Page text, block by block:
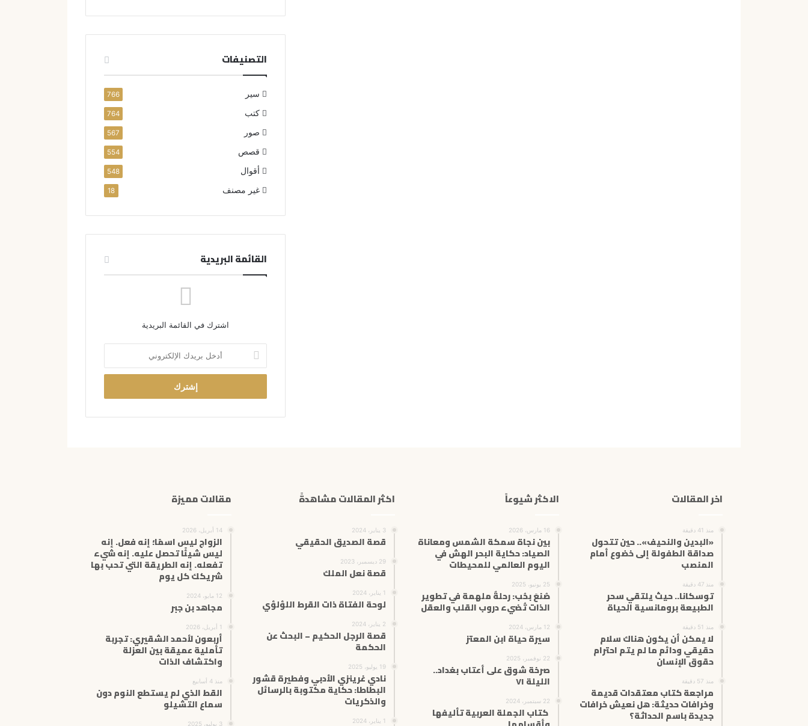
التصنيفات
سير 766
كتب 764
صور 567
قصص 554
أقوال 548
غير مصنف 18
القائمة البريدية
اشترك في القائمة البريدية
خ
ب
اخر المقالات
منذ 41 دقيقة
«البدين والنحيف».. حين تتحول
صداقة الطفولة إلى خضوع أمام
المنصب
منذ 47 دقيقة
توسكانا.. حيث يلتقي سحر
الطبيعة برومانسية الحياة
منذ 51 دقيقة
لا يمكن أن يكون هناك سلام
حقيقي ودائم ما لم يتم احترام
حقوق الإنسان
منذ 57 دقيقة
مراجعة كتاب معتقدات قديمة
وخرافات حديثة: هل نعيش خرافات
جديدة باسم الحداثة؟
الاكثر شيوعاً
16 مارس، 2026
بين نجاة سمكة الشمس ومعاناة
الصياد: حكاية البحر الهش في
اليوم العالمي للمحيطات
25 يونيو، 2025
صُنعَ بحُب: رحلةٌ ملهمة في تطوير
الذات تُضيء دروب القلب والعقل
12 مارس، 2024
سيرة حياة ابن المعتز
22 نوفمبر، 2025
صرخة شوق على أعتاب بغداد..
الليلة ٧١
22 سبتمبر، 2024
كتاب الجملة العربية تأليفها
اكثر المقالات مشاهدةً
3 يناير، 2024
قصة الصديق الحقيقي
29 ديسمبر، 2023
قصة نعل الملك
1 يناير، 2024
لوحة الفتاة ذات القرط اللؤلؤي
2 يناير، 2024
قصة الرجل الحكيم – البحث عن
الحكمة
19 يوليو، 2025
نادي غرينزي الأدبي وفطيرة قشور
البطاطا: حكاية مكتوبة بالرسائل
والذكريات
1 يناير، 2024
مقالات مميزة
14 أبريل، 2026
الزواج ليس اسمًا؛ إنه فعل. إنه
ليس شيئًا تحصل عليه. إنه شيء
تفعله. إنه الطريقة التي تحب بها
شريكك كل يوم
12 مايو، 2024
مجاهد بن جبر
1 أبريل، 2026
أربعون لأحمد الشقيري: تجربة
تأملية عميقة بين العزلة
واكتشاف الذات
منذ 4 أسابيع
القط الذي لم يستطع النوم دون
سماع التشيلو
3 يوليو، 2025